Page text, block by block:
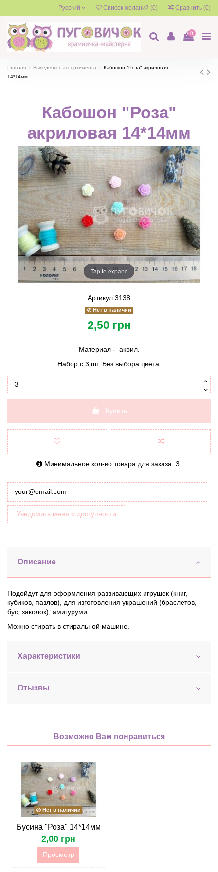
Русский Список желаний (0) Сравнить (0)
0
Главная Выведены с ассортимента
Кабошон "Роза" акриловая
14*14мм
Кабошон "Роза"
акриловая 14*14мм
Tap to expand
Артикул 3138
Нет в наличии
2,50 грн
Материал - акрил.
Набор с 3 шт. Без выбора цвета.
Купить
Минимальное кол-во товара для заказа: 3.
Уведомить меня о доступности
Описание
Подойдут для оформления развивающих игрушек (книг,
кубиков, пазлов), для изготовления украшений (браслетов,
бус, заколок), амигуруми.
Можно стирать в стиральной машине.
Характеристики
Отызвы
Возможно Вам понравиться
Нет в наличии
Бусина "Роза" 14*14мм
2,00 грн
Просмотр